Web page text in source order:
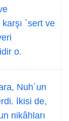
´sert ve
o.
Nuh´un
İkisi de,
nikâhları